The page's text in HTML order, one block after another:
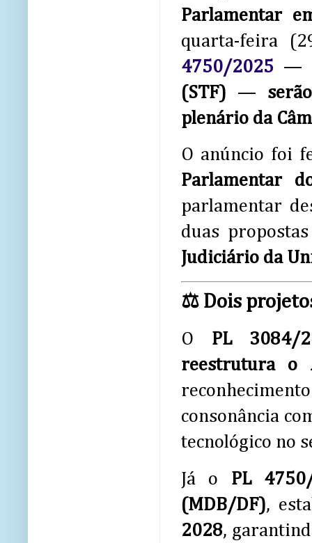
Parlamentar
quarta-feira
4750/2025 —
(STF) —
plenário da
O anúncio foi
Parlamentar
parlamentar
duas
Judiciário da
⚖️ Dois
O PL 3084/
reestrutura o
consonância
tecnológico no
Já o PL
(MDB/DF),
2028,